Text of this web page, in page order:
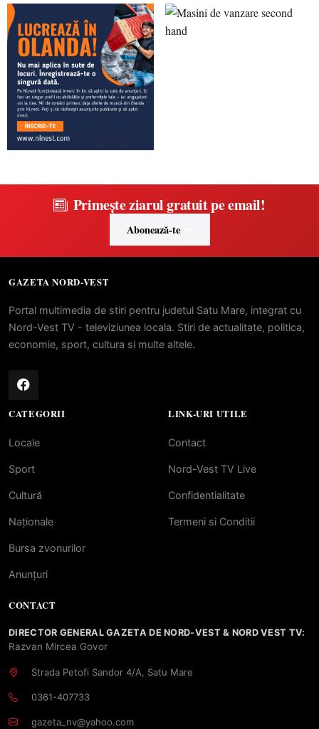
Primește ziarul gratuit pe email!
Abonează-te
GAZETA NORD-VEST
Portal multimedia de stiri pentru judetul Satu Mare, integrat cu
Nord-Vest TV - televiziunea locala. Stiri de actualitate, politica,
economie, sport, cultura si multe altele.
CATEGORII
Locale
Sport
Cultură
Naționale
Bursa zvonurilor
Anunțuri
LINK-URI UTILE
Contact
Nord-Vest TV Live
Confidentialitate
Termeni si Conditii
CONTACT
DIRECTOR GENERAL GAZETA DE NORD-VEST & NORD VEST TV:
Razvan Mircea Govor
Strada Petofi Sandor 4/A, Satu Mare
0361-407733
gazeta_nv@yahoo.com